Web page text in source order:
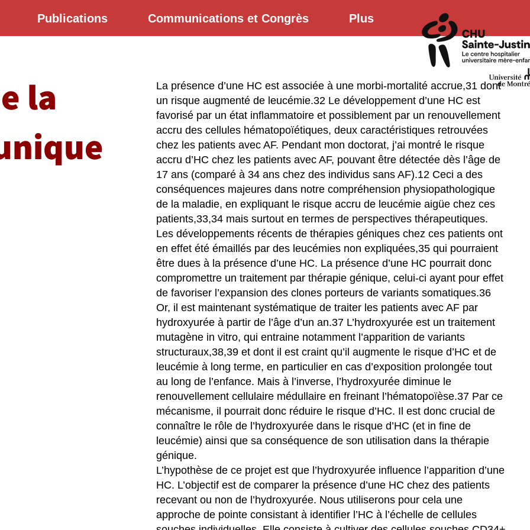
Publications Communications et Congrès Plus
la
La présence d’une HC est associée à une morbi-mortalité accrue,31 dont
un risque augmenté de leucémie.32 Le développement d’une HC est
favorisé par un état inflammatoire et possiblement par un renouvellement
accru des cellules hématopoïétiques, deux caractéristiques retrouvées
chez les patients avec AF. Pendant mon doctorat, j’ai montré le risque
accru d’HC chez les patients avec AF, pouvant être détectée dès l’âge de
17 ans (comparé à 34 ans chez des individus sans AF).12 Ceci a des
conséquences majeures dans notre compréhension physiopathologique
de la maladie, en expliquant le risque accru de leucémie aigüe chez ces
patients,33,34 mais surtout en termes de perspectives thérapeutiques.
Les développements récents de thérapies géniques chez ces patients ont
en effet été émaillés par des leucémies non expliquées,35 qui pourraient
être dues à la présence d’une HC. La présence d’une HC pourrait donc
compromettre un traitement par thérapie génique, celui-ci ayant pour effet
de favoriser l’expansion des clones porteurs de variants somatiques.36
Or, il est maintenant systématique de traiter les patients avec AF par
hydroxyurée à partir de l’âge d’un an.37 L’hydroxyurée est un traitement
mutagène in vitro, qui entraine notamment l’apparition de variants
structuraux,38,39 et dont il est craint qu’il augmente le risque d’HC et de
leucémie à long terme, en particulier en cas d’exposition prolongée tout
au long de l’enfance. Mais à l’inverse, l’hydroxyurée diminue le
renouvellement cellulaire médullaire en freinant l’hématopoïèse.37 Par ce
mécanisme, il pourrait donc réduire le risque d’HC. Il est donc crucial de
connaître le rôle de l’hydroxyurée dans le risque d’HC (et in fine de
leucémie) ainsi que sa conséquence de son utilisation dans la thérapie
génique.
L’hypothèse de ce projet est que l’hydroxyurée influence l’apparition d’une
HC. L’objectif est de comparer la présence d’une HC chez des patients
recevant ou non de l’hydroxyurée. Nous utiliserons pour cela une
approche de pointe consistant à identifier l’HC à l’échelle de cellules